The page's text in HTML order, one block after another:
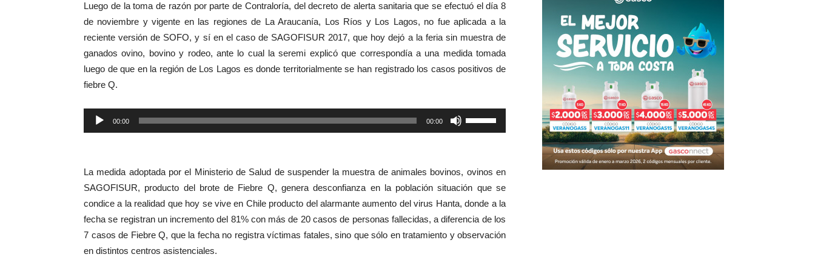
flecha
arriba/abajo
para
aumentar
o
el
volumen.
Luego de la toma de razón por parte de Contraloría, del decreto de alerta sanitaria que se efectuó el día 8
de noviembre y vigente en las regiones de La Araucanía, Los Ríos y Los Lagos, no fue aplicada a la
reciente versión de SOFO, y sí en el caso de SAGOFISUR 2017, que hoy dejó a la feria sin muestra de
ganados ovino, bovino y rodeo, ante lo cual la seremi explicó que correspondía a una medida tomada
luego de que en la región de Los Lagos es donde territorialmente se han registrado los casos positivos de
fiebre Q.
Reproductor
de
00:00 00:00
las
flecha
arriba/abajo
para
aumentar
o
La medida adoptada por el Ministerio de Salud de suspender la muestra de animales bovinos, ovinos en
SAGOFISUR, producto del brote de Fiebre Q, genera desconfianza en la población situación que se
condice a la realidad que hoy se vive en Chile producto del alarmante aumento del virus Hanta, donde a la
fecha se registran un incremento del 81% con más de 20 casos de personas fallecidas, a diferencia de los
7 casos de Fiebre Q, que la fecha no registra víctimas fatales, sino que sólo en tratamiento y observación
en distintos centros asistenciales.